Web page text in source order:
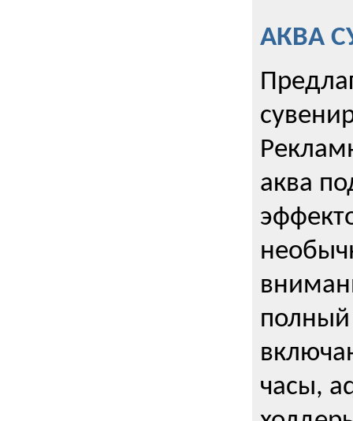
АКВА
аква
полный
часы,